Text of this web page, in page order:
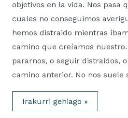
objetivos en la vida. Nos pasa
cuales no conseguimos
hemos distraido mientras
camino que creíamos nuestro.
pararnos, o seguir distraidos,
camino anterior. No nos suele
PROCESOS
DE
CRECIMIENTO
Irakurri gehiago »